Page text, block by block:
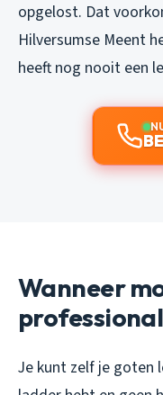
opgelost. Dat
Hilversumse Meent
heeft nog nooit een
Wanneer
Je kunt zelf je goten